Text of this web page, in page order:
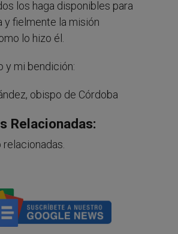
los haga disponibles para
y fielmente la misión
lo hizo él.
y mi bendición:
obispo de Córdoba
Relacionadas: